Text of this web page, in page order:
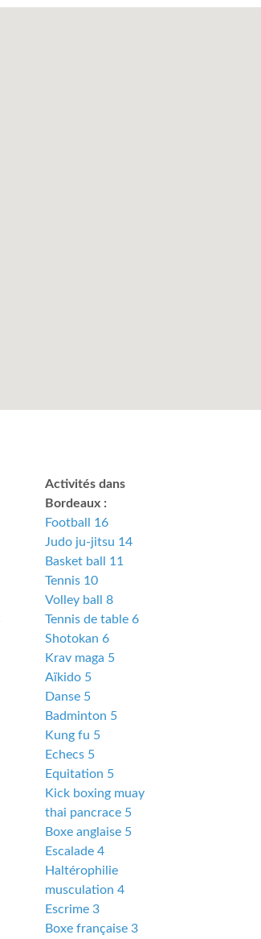
Activités dans
Bordeaux :
Football 16
Judo ju-jitsu 14
Basket ball 11
Tennis 10
Volley ball 8
Tennis de table 6
Shotokan 6
Krav maga 5
Aïkido 5
Danse 5
Badminton 5
Kung fu 5
Echecs 5
Equitation 5
Kick boxing muay
thai pancrace 5
Boxe anglaise 5
Escalade 4
Haltérophilie
musculation 4
Escrime 3
Boxe française 3